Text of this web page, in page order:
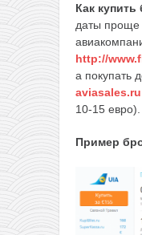
Как
даты проще
http://
а покупать
aviasales.ru
10-15 евро).
Пример